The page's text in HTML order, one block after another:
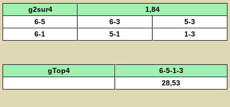
g2sur4
1,84
6-5
6-3
5-3
6-1
5-1 1-3
gTop4
6-5-1-3
28,53